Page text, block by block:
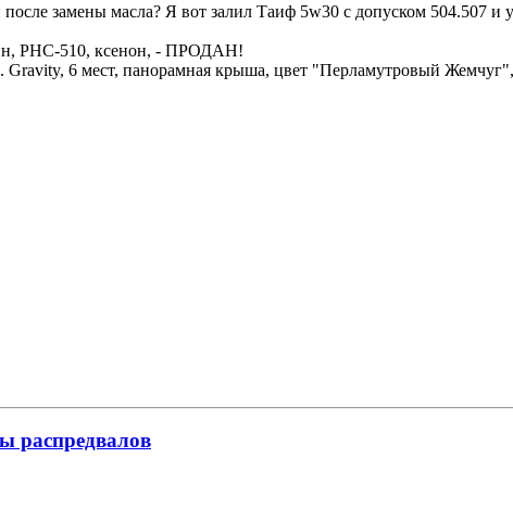
замены масла? Я вот залил Таиф 5w30 с допуском 504.507 и
РНС-510, ксенон, - ПРОДАН!
Gravity, 6 мест, панорамная крыша, цвет "Перламутровый
распредвалов